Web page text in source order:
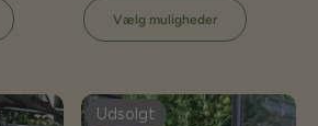
Vælg muligheder
Udsolgt